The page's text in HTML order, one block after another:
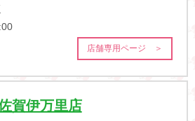
店舗専用ページ ＞
賀伊万里店